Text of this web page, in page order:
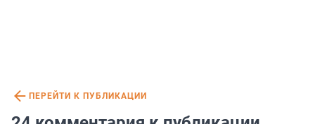
ПЕРЕЙТИ К ПУБЛИКАЦИИ